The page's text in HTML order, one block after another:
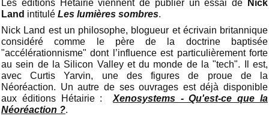
Les éditions Hétairie viennent de publier un essai de
Nick
Land intitulé Les lumières sombres.
Nick Land est un philosophe, blogueur et écrivain britannique
considéré comme le père de la doctrine baptisée
"accélérationnisme" dont l’influence est particulièrement forte
au sein de la Silicon Valley et du monde de la "tech". Il est,
avec Curtis Yarvin, une des figures de proue de la
Néoréaction. Un autre de ses ouvrages est déjà disponible
aux éditions Hétairie : Xenosystems - Qu'est-ce que la
Néoréaction ?.